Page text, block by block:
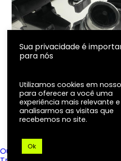
LINHA DO TEMPO DA
EXPOSIÇÃO
Ouvidoria
Sua privacidade é
para nós
Utilizamos cookies em
para oferecer a você uma
experiência mais relevante
analisarmos as visitas que
recebemos no site.
Ok